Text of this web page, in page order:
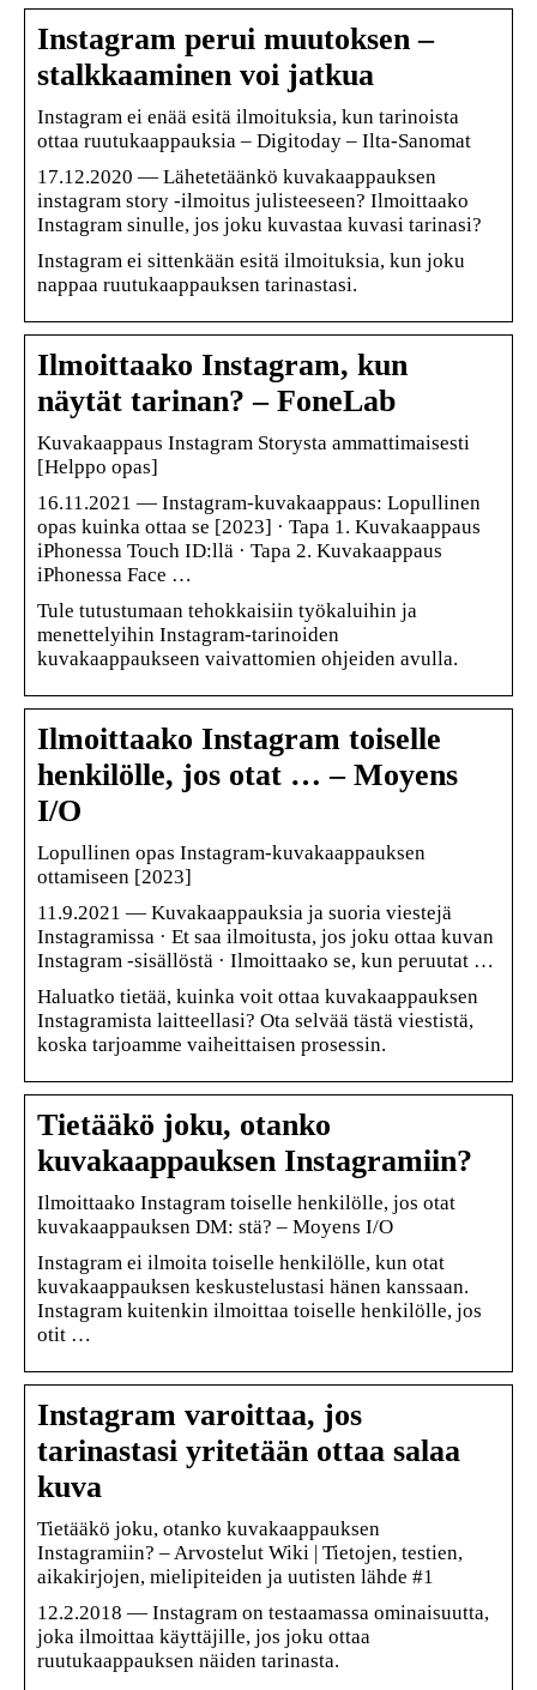
Instagram perui muutoksen –
stalkkaaminen voi jatkua
Instagram ei enää esitä ilmoituksia, kun tarinoista
ottaa ruutukaappauksia – Digitoday – Ilta-Sanomat
17.12.2020 — Lähetetäänkö kuvakaappauksen
instagram story -ilmoitus julisteeseen? Ilmoittaako
Instagram sinulle, jos joku kuvastaa kuvasi tarinasi?
Instagram ei sittenkään esitä ilmoituksia, kun joku
nappaa ruutukaappauksen tarinastasi.
Ilmoittaako Instagram, kun
näytät tarinan? – FoneLab
Kuvakaappaus Instagram Storysta ammattimaisesti
[Helppo opas]
16.11.2021 — Instagram-kuvakaappaus: Lopullinen
opas kuinka ottaa se [2023] · Tapa 1. Kuvakaappaus
iPhonessa Touch ID:llä · Tapa 2. Kuvakaappaus
iPhonessa Face …
Tule tutustumaan tehokkaisiin työkaluihin ja
menettelyihin Instagram-tarinoiden
kuvakaappaukseen vaivattomien ohjeiden avulla.
Ilmoittaako Instagram toiselle
henkilölle, jos otat … – Moyens
I/O
Lopullinen opas Instagram-kuvakaappauksen
ottamiseen [2023]
11.9.2021 — Kuvakaappauksia ja suoria viestejä
Instagramissa · Et saa ilmoitusta, jos joku ottaa kuvan
Instagram -sisällöstä · Ilmoittaako se, kun peruutat …
Haluatko tietää, kuinka voit ottaa kuvakaappauksen
Instagramista laitteellasi? Ota selvää tästä viestistä,
koska tarjoamme vaiheittaisen prosessin.
Tietääkö joku, otanko
kuvakaappauksen Instagramiin?
Ilmoittaako Instagram toiselle henkilölle, jos otat
kuvakaappauksen DM: stä? – Moyens I/O
Instagram ei ilmoita toiselle henkilölle, kun otat
kuvakaappauksen keskustelustasi hänen kanssaan.
Instagram kuitenkin ilmoittaa toiselle henkilölle, jos
otit …
Instagram varoittaa, jos
tarinastasi yritetään ottaa salaa
kuva
Tietääkö joku, otanko kuvakaappauksen
Instagramiin? – Arvostelut Wiki | Tietojen, testien,
aikakirjojen, mielipiteiden ja uutisten lähde #1
12.2.2018 — Instagram on testaamassa ominaisuutta,
joka ilmoittaa käyttäjille, jos joku ottaa
ruutukaappauksen näiden tarinasta.